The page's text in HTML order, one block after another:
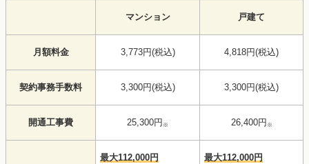
マンション 戸建て
月額料金 3,773円(税込) 4,818円(税込)
契約事務手数料 3,300円(税込) 3,300円(税込)
開通工事費 25,300円 ※ 26,400円 ※
最大112,000円
最大112,000円